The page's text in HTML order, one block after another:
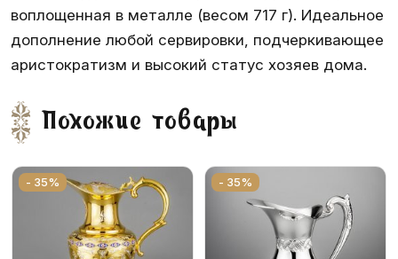
воплощенная в металле (весом 717 г). Идеальное
дополнение любой сервировки, подчеркивающее
аристократизм и высокий статус хозяев дома.
Похожие товары
- 35% - 35%